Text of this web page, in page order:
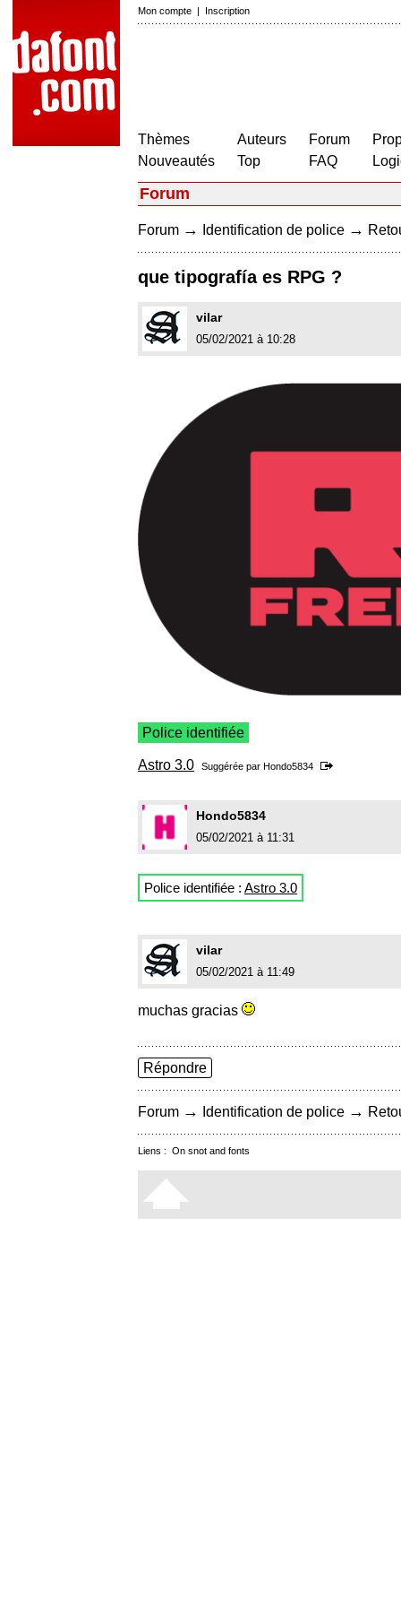
Mon compte | Inscription
Thèmes
Nouveautés
Auteurs
Top
Forum
FAQ
Forum
Forum → Identification de police →
que tipografía es RPG ?
vilar
05/02/2021 à 10:28
Police identifiée
Astro 3.0 Suggérée par Hondo5834
Hondo5834
05/02/2021 à 11:31
Police identifiée : Astro 3.0
vilar
05/02/2021 à 11:49
muchas gracias
Répondre
Forum → Identification de police →
Liens : On snot and fonts